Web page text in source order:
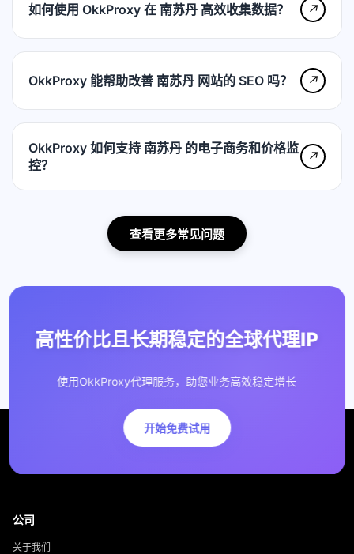
如何使用 OkkProxy 在 南苏丹 高效收集数据？ ↗
OkkProxy 能帮助改善 南苏丹 网站的 SEO 吗？ ↗
OkkProxy 如何支持 南苏丹 的电子商务和价格监
控？
↗
查看更多常见问题
高性价比且长期稳定的全球代理IP
使用OkkProxy代理服务，助您业务高效稳定增长
开始免费试用
公司
关于我们